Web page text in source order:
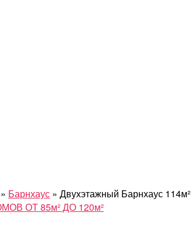
» Барнхаус » Двухэтажный Барнхаус 114м²
ОТ 85м² ДО 120м²